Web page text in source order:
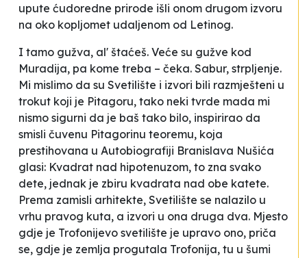
upute ćudoredne prirode išli onom drugom izvoru
na oko kopljomet udaljenom od Letinog.
I tamo gužva, al' štaćeš. Veće su gužve kod
Muradija, pa kome treba – čeka. Sabur, strpljenje.
Mi mislimo da su Svetilište i izvori bili razmješteni u
trokut koji je Pitagoru, tako neki tvrde mada mi
nismo sigurni da je baš tako bilo, inspirirao da
smisli čuvenu Pitagorinu teoremu, koja
prestihovana u Autobiografiji Branislava Nušića
glasi: Kvadrat nad hipotenuzom, to zna svako
dete, jednak je zbiru kvadrata nad obe katete.
Prema zamisli arhitekte, Svetilište se nalazilo u
vrhu pravog kuta, a izvori u ona druga dva. Mjesto
gdje je Trofonijevo svetilište je upravo ono, priča
se, gdje je zemlja progutala Trofonija, tu u šumi